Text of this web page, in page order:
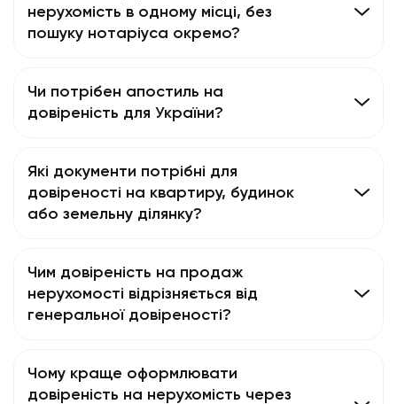
нерухомість в одному місці, без
пошуку нотаріуса окремо?
Чи потрібен апостиль на
довіреність для України?
Які документи потрібні для
довіреності на квартиру, будинок
або земельну ділянку?
Чим довіреність на продаж
нерухомості відрізняється від
генеральної довіреності?
Чому краще оформлювати
довіреність на нерухомість через